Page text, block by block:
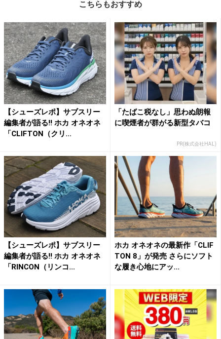
こちらもおすすめ
【シューズレポ】サブスリー
編集者が語る!! ホカ オネオネ
「CLIFTON（クリ...
「たばこ税なし」思わぬ朗報
に喫煙者が群がる新型タバコ
PR(株式会社HAL)
【シューズレポ】サブスリー
編集者が語る!! ホカ オネオネ
「RINCON（リンコ...
ホカ オネオネの最新作「CLIF
TON 8」が発売 さらにソフト
な履き心地にアッ...